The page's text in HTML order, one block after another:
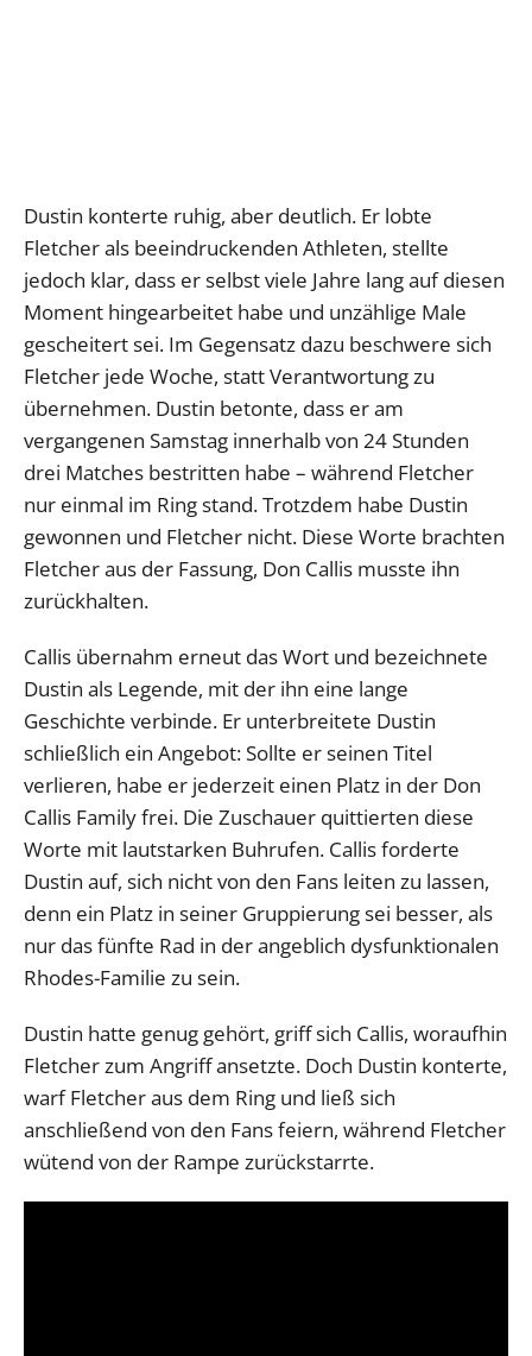
Dustin konterte ruhig, aber deutlich. Er lobte
Fletcher als beeindruckenden Athleten, stellte
jedoch klar, dass er selbst viele Jahre lang auf diesen
Moment hingearbeitet habe und unzählige Male
gescheitert sei. Im Gegensatz dazu beschwere sich
Fletcher jede Woche, statt Verantwortung zu
übernehmen. Dustin betonte, dass er am
vergangenen Samstag innerhalb von 24 Stunden
drei Matches bestritten habe – während Fletcher
nur einmal im Ring stand. Trotzdem habe Dustin
gewonnen und Fletcher nicht. Diese Worte brachten
Fletcher aus der Fassung, Don Callis musste ihn
zurückhalten.
Callis übernahm erneut das Wort und bezeichnete
Dustin als Legende, mit der ihn eine lange
Geschichte verbinde. Er unterbreitete Dustin
schließlich ein Angebot: Sollte er seinen Titel
verlieren, habe er jederzeit einen Platz in der Don
Callis Family frei. Die Zuschauer quittierten diese
Worte mit lautstarken Buhrufen. Callis forderte
Dustin auf, sich nicht von den Fans leiten zu lassen,
denn ein Platz in seiner Gruppierung sei besser, als
nur das fünfte Rad in der angeblich dysfunktionalen
Rhodes-Familie zu sein.
Dustin hatte genug gehört, griff sich Callis, woraufhin
Fletcher zum Angriff ansetzte. Doch Dustin konterte,
warf Fletcher aus dem Ring und ließ sich
anschließend von den Fans feiern, während Fletcher
wütend von der Rampe zurückstarrte.